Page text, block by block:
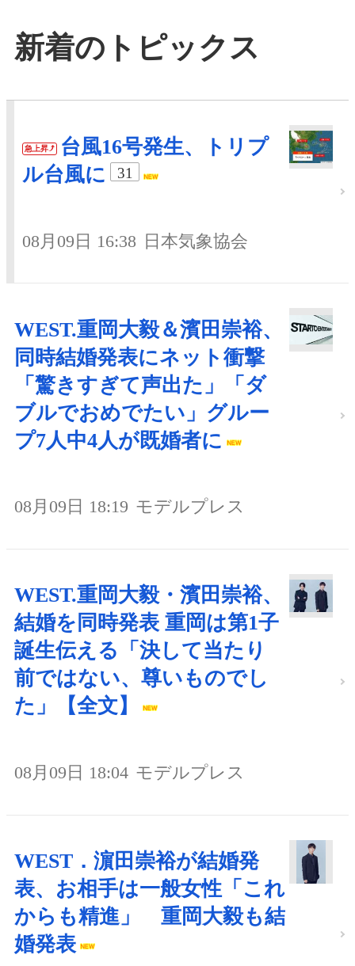
新着のトピックス
急上昇
台風16号発生、トリプ
ル台風に
31
08月09日 16:38 日本気象協会
WEST.重岡大毅＆濱田崇裕、
同時結婚発表にネット衝撃
「驚きすぎて声出た」「ダ
ブルでおめでたい」グルー
プ7人中4人が既婚者に
08月09日 18:19 モデルプレス
WEST.重岡大毅・濱田崇裕、
結婚を同時発表 重岡は第1子
誕生伝える「決して当たり
前ではない、尊いものでし
た」【全文】
08月09日 18:04 モデルプレス
WEST．濵田崇裕が結婚発
表、お相手は一般女性「これ
からも精進」 重岡大毅も結
婚発表